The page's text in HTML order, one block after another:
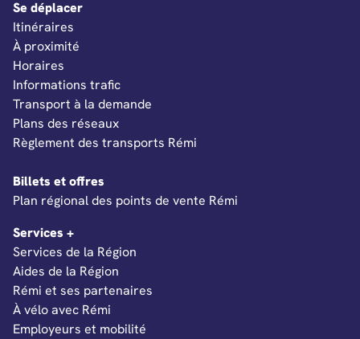
Se déplacer
Itinéraires
À proximité
Horaires
Informations trafic
Transport à la demande
Plans des réseaux
Règlement des transports Rémi
Billets et offres
Ouverture dans un nouvel onglet
Plan régional des points de vente Rémi
Services +
Services de la Région
Aides de la Région
Rémi et ses partenaires
À vélo avec Rémi
Employeurs et mobilité